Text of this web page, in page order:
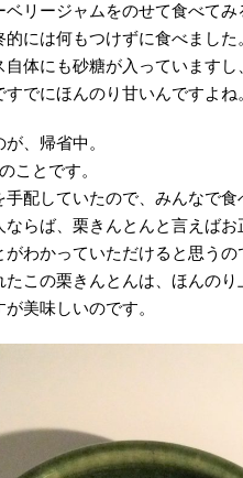
ベリージャムをのせて食べて
には何もつけずに食べました
自体にも砂糖が入っています
でにほんのり甘いんですよね
、帰省中。
ことです。
配していたので、みんなで食
らば、栗きんとんと言えば
わかっていただけると思うの
この栗きんとんは、ほんの
美味しいのです。